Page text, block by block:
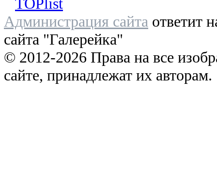
Администрация сайта ответит
сайта "Галерейка"
© 2012-2026 Права на все
сайте, принадлежат их авторам.